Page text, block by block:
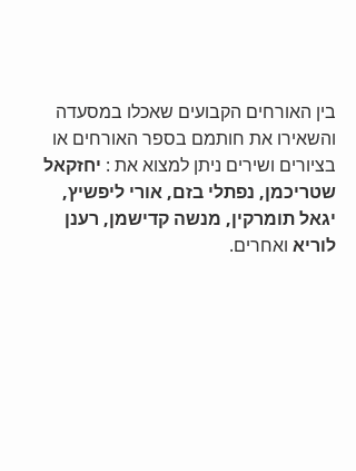
בין האורחים הקבועים שאכלו במסעדה
והשאירו את חותמם בספר האורחים או
בציורים ושירים ניתן למצוא את : יחזקאל
שטריכמן, נפתלי בזם, אורי ליפשיץ,
יגאל תומרקין, מנשה קדישמן, רענן
לוריא ואחרים.